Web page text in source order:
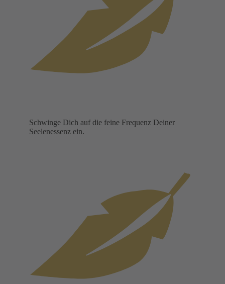
Schwinge Dich auf die feine Frequenz Deiner
Seelenessenz ein.